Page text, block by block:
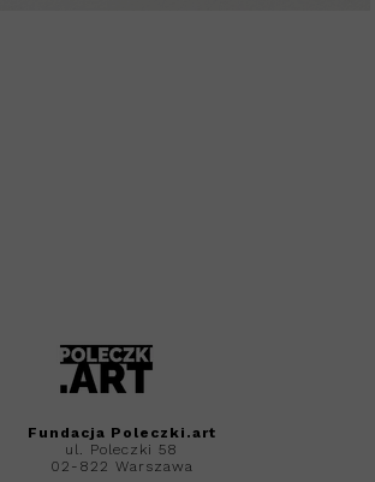
Fundacja Poleczki.art
ul. Poleczki 58
02-822 Warszawa